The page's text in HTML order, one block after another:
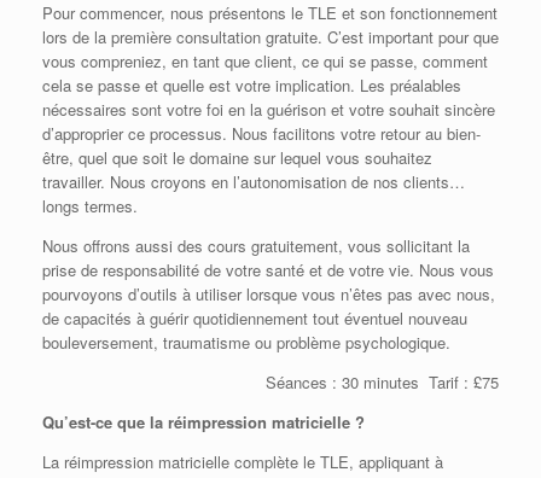
Pour commencer, nous présentons le TLE et son fonctionnement
lors de la première consultation gratuite. C’est important pour que
vous compreniez, en tant que client, ce qui se passe, comment
cela se passe et quelle est votre implication. Les préalables
nécessaires sont votre foi en la guérison et votre souhait sincère
d’approprier ce processus. Nous facilitons votre retour au bien-
être, quel que soit le domaine sur lequel vous souhaitez
travailler. Nous croyons en l’autonomisation de nos clients…
longs termes.
Nous offrons aussi des cours gratuitement, vous sollicitant la
prise de responsabilité de votre santé et de votre vie. Nous vous
pourvoyons d’outils à utiliser lorsque vous n’êtes pas avec nous,
de capacités à guérir quotidiennement tout éventuel nouveau
bouleversement, traumatisme ou problème psychologique.
Séances : 30 minutes Tarif : £75
Qu’est-ce que la réimpression matricielle ?
La réimpression matricielle complète le TLE, appliquant à